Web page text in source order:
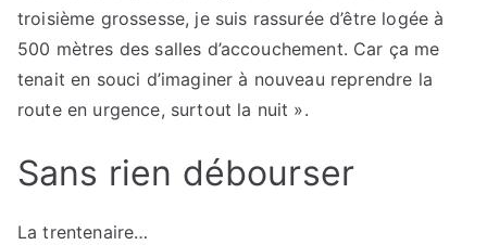
troisième grossesse, je suis rassurée d’être logée à
500 mètres des salles d’accouchement. Car ça me
tenait en souci d’imaginer à nouveau reprendre la
route en urgence, surtout la nuit ».
Sans rien débourser
La trentenaire…